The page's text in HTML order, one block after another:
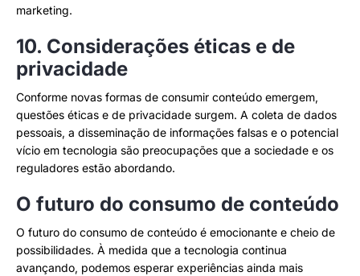
marketing.
10. Considerações éticas e de
privacidade
Conforme novas formas de consumir conteúdo emergem,
questões éticas e de privacidade surgem. A coleta de dados
pessoais, a disseminação de informações falsas e o potencial
vício em tecnologia são preocupações que a sociedade e os
reguladores estão abordando.
O futuro do consumo de conteúdo
O futuro do consumo de conteúdo é emocionante e cheio de
possibilidades. À medida que a tecnologia continua
avançando, podemos esperar experiências ainda mais